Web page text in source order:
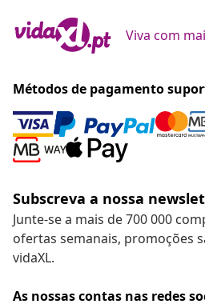
Viva com
Métodos de pagamento
Subscreva a nossa
Junte-se a mais de 700 000
ofertas semanais, promoções
vidaXL.
As nossas contas nas redes